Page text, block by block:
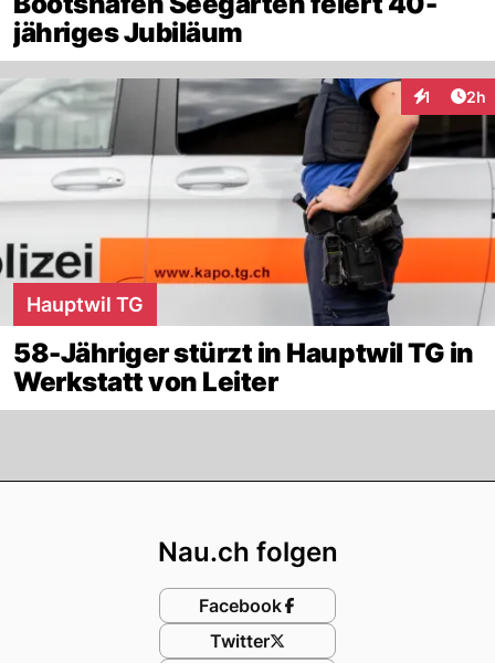
jähriges Jubiläum
1 2h
Hauptwil TG
58-Jähriger stürzt in Hauptwil TG in
Werkstatt von Leiter
Nau.ch folgen
Facebook
Twitter